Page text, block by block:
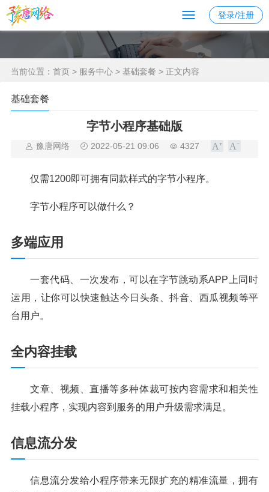
登录/注册
当前位置： 首页 > 服务中心 > 基础套餐 > 正文内容
基础套餐
字节小程序基础版
豫唐网络 2022-05-21 09:06 4327
仅需1200即可拥有同款样式的字节小程序。
字节小程序可以做什么？
多端应用
一套代码、一次发布，可以在字节跳动系APP上同时
运用，让你可以快速触达今日头条、抖音、西瓜视频等平
台用户。
全内容挂载
文章、视频、直播等多种体裁可按内容需求和相关性
挂载小程序，实现内容到服务的用户升级需求满足。
信息流分发
信息流分发给小程序带来无限扩充的精准流量，拥有